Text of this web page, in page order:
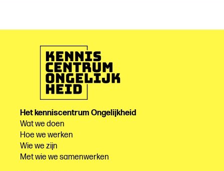
Het kenniscentrum Ongelijkheid
Wat we doen
Hoe we werken
Wie we zijn
Met wie we samenwerken